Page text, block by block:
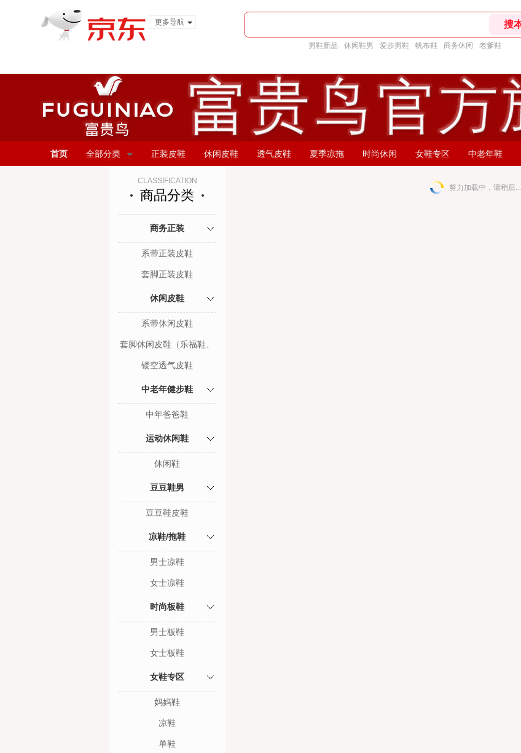
更多导航
男鞋新品 休闲鞋男 爱步男鞋 帆布鞋 商务休闲 老爹鞋
首页 全部分类 正装皮鞋 休闲皮鞋 透气皮鞋 夏季凉拖 时尚休闲 女鞋专区 中老年鞋
CLASSIFICATION
商品分类
商务正装
系带正装皮鞋
套脚正装皮鞋
休闲皮鞋
系带休闲皮鞋
套脚休闲皮鞋（乐福鞋、
豆豆鞋）
镂空透气皮鞋
中老年健步鞋
中年爸爸鞋
运动休闲鞋
休闲鞋
豆豆鞋男
豆豆鞋皮鞋
凉鞋/拖鞋
男士凉鞋
女士凉鞋
时尚板鞋
男士板鞋
女士板鞋
女鞋专区
妈妈鞋
凉鞋
单鞋
努力加载中，请稍后...